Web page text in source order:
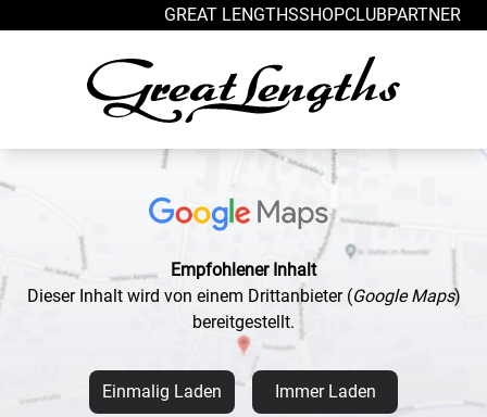
GREAT LENGTHSSHOPCLUBPARTNER
Empfohlener Inhalt
Dieser Inhalt wird von einem Drittanbieter (Google Maps)
bereitgestellt.
Einmalig Laden Immer Laden